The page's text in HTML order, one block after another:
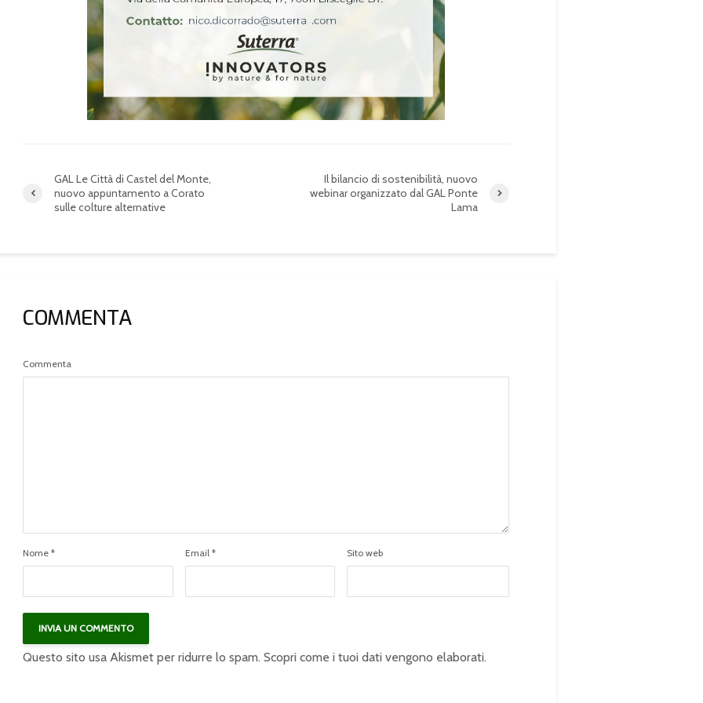
GAL Le Città di Castel del Monte,
nuovo appuntamento a Corato
sulle colture alternative
Il bilancio di sostenibilità, nuovo
webinar organizzato dal GAL Ponte
Lama
COMMENTA
Commenta
Nome * Email * Sito web
Questo sito usa Akismet per ridurre lo spam. Scopri come i tuoi dati vengono elaborati.